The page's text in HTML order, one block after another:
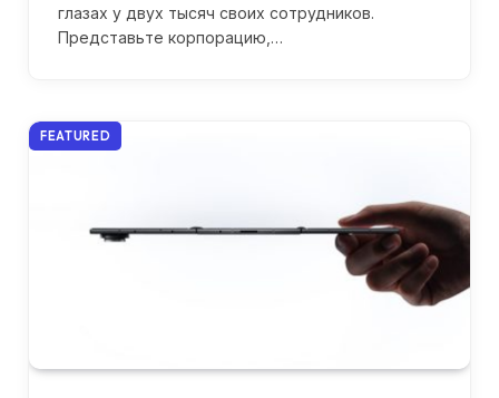
глазах у двух тысяч своих сотрудников.
Представьте корпорацию,…
FEATURED